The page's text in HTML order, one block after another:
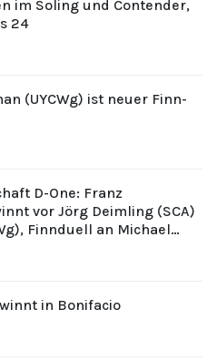
im Soling und Contender,
24
(UYCWg) ist neuer Finn-
D-One: Franz
vor Jörg Deimling (SCA)
Finnduell an Michael
in Bonifacio